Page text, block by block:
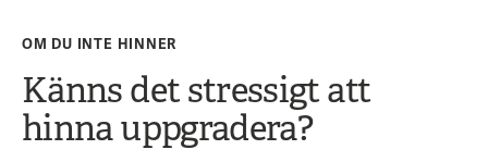
OM DU INTE HINNER
Känns det stressigt att
hinna uppgradera?